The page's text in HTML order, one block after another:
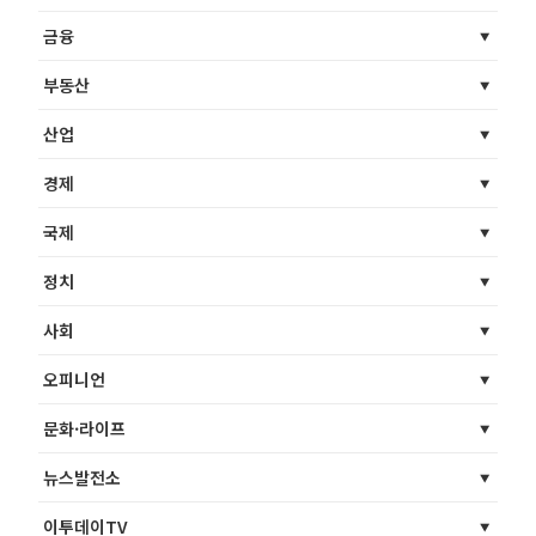
금융
부동산
산업
경제
국제
정치
사회
오피니언
문화·라이프
뉴스발전소
이투데이TV